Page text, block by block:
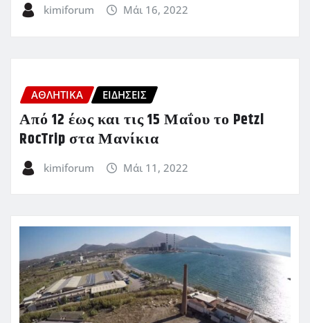
kimiforum Μάι 16, 2022
ΑΘΛΗΤΙΚΑ ΕΙΔΗΣΕΙΣ
Από 12 έως και τις 15 Μαΐου το Petzl
RocTrip στα Μανίκια
kimiforum Μάι 11, 2022